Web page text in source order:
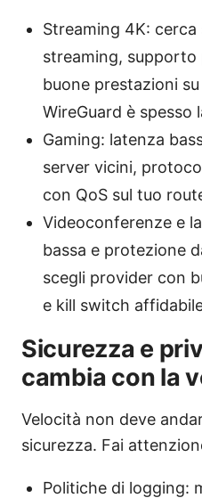
Streaming 4K:
streaming,
buone prestazioni
WireGuard è spesso
Gaming: latenza
server vicini,
con QoS sul tuo
Videoconferenze e
bassa e protezione
scegli provider con
e kill switch
Sicurezza e
cambia con la
Velocità non deve
sicurezza. Fai
Politiche di logging: